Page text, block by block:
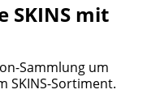
SKINS mit
Sammlung um
SKINS-Sortiment.